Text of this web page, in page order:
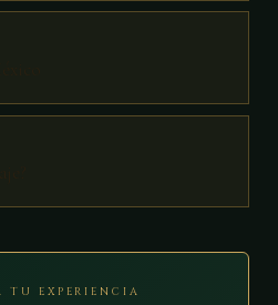
TU EXPERIENCIA